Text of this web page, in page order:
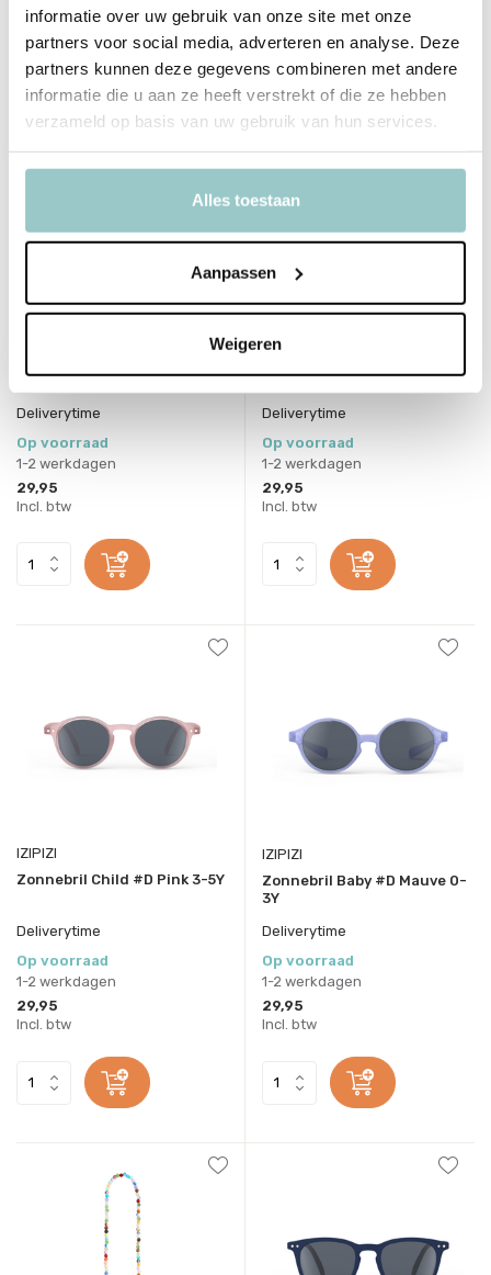
informatie over uw gebruik van onze site met onze
partners voor social media, adverteren en analyse. Deze
partners kunnen deze gegevens combineren met andere
informatie die u aan ze heeft verstrekt of die ze hebben
verzameld op basis van uw gebruik van hun services.
Alles toestaan
Aanpassen
Weigeren
Bekijken
0-3Y
Deliverytime
Op voorraad
1-2 werkdagen
29,95
Incl. btw
IZIPIZI
Deliverytime
Op voorraad
1-2 werkdagen
29,95
Incl. btw
IZIPIZI
Zonnebril Child #D Pink 3-5Y
Deliverytime
Op voorraad
1-2 werkdagen
29,95
Incl. btw
IZIPIZI
Zonnebril Baby #D Mauve 0-
3Y
Deliverytime
Op voorraad
1-2 werkdagen
29,95
Incl. btw